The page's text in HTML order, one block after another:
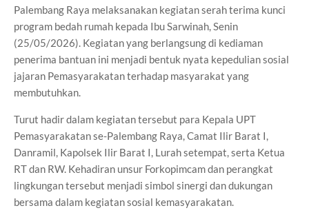
Palembang Raya melaksanakan kegiatan serah terima kunci
program bedah rumah kepada Ibu Sarwinah, Senin
(25/05/2026). Kegiatan yang berlangsung di kediaman
penerima bantuan ini menjadi bentuk nyata kepedulian sosial
jajaran Pemasyarakatan terhadap masyarakat yang
membutuhkan.
Turut hadir dalam kegiatan tersebut para Kepala UPT
Pemasyarakatan se-Palembang Raya, Camat Ilir Barat I,
Danramil, Kapolsek Ilir Barat I, Lurah setempat, serta Ketua
RT dan RW. Kehadiran unsur Forkopimcam dan perangkat
lingkungan tersebut menjadi simbol sinergi dan dukungan
bersama dalam kegiatan sosial kemasyarakatan.